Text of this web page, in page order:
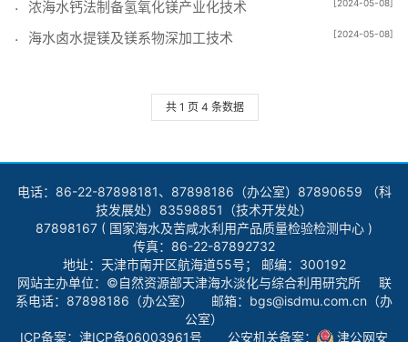
浓海水钙法制备氢氧化镁产业化技术 [2024-05-08]
海水卤水提镁及镁系物深加工技术 [2024-05-08]
共 1 页 4 条数据
电话：86-22-87898181、87898186（办公室）87890659 （科
技发展处）83598851（技术开发处）
87898167 ( 国家海水及苦咸水利用产品质量检验检测中心 )
传真：86-22-87892732
地址：天津市南开区航海道55号； 邮编：300192
网站主办单位：©自然资源部天津海水淡化与综合利用研究所 联
系电话：87898186（办公室） 邮箱：bgs@isdmu.com.cn（办
公室）
ICP备案： 津ICP备06003961号 公安机关备案： 津公网安